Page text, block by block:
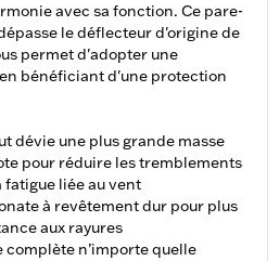
avec sa fonction. Ce pare-
le déflecteur d'origine de
permet d'adopter une
bénéficiant d'une protection
dévie une plus grande masse
pour réduire les tremblements
fatigue liée au vent
à revêtement dur pour plus
aux rayures
n’importe quelle